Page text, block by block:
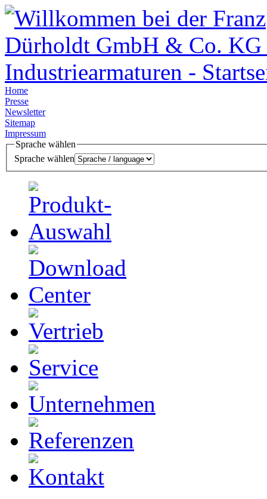
Home
Presse
Newsletter
Sitemap
Impressum
Sprache wählen
Sprache wählen